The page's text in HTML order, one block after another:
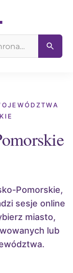
Pomorskie,
sesje online
miasto,
lub